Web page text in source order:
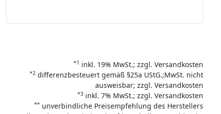
*1 inkl. 19% MwSt.; zzgl. Versandkosten
*2 differenzbesteuert gemäß §25a UStG.;MwSt. nicht
ausweisbar; zzgl. Versandkosten
*3 inkl. 7% MwSt.; zzgl. Versandkosten
** unverbindliche Preisempfehlung des Herstellers